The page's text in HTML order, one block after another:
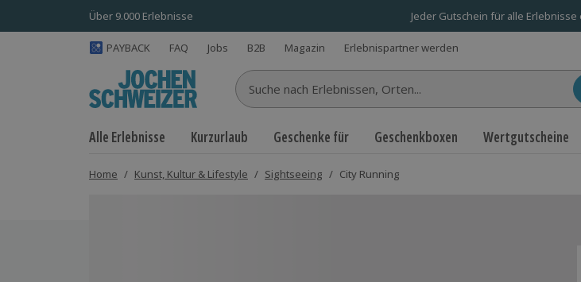
Über 9.000 Erlebnisse Jeder Gutschein für alle
PAYBACK FAQ Jobs B2B Magazin Erlebnispartner werden
Suche nach Erlebnissen...
Alle Erlebnisse Kurzurlaub Geschenke für Geschenkboxen Wertgutscheine
Home / Kunst, Kultur & Lifestyle / Sightseeing / City Running